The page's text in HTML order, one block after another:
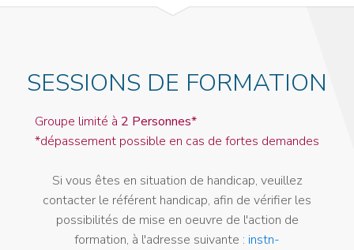
SESSIONS DE FORMATION
Groupe limité à 2 Personnes*
*dépassement possible en cas de fortes demandes
Si vous êtes en situation de handicap, veuillez
contacter le référent handicap, afin de vérifier les
possibilités de mise en oeuvre de l'action de
formation, à l'adresse suivante : instn-